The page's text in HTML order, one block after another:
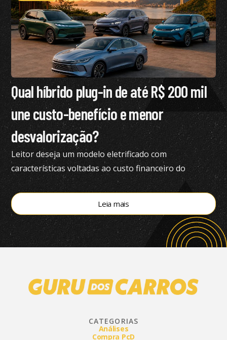
Qual híbrido plug-in de até R$ 200 mil
une custo-benefício e menor
desvalorização?
Leitor deseja um modelo eletrificado com
características voltadas ao custo financeiro do
produto e pediu nossa análise completa
Leia mais
CATEGORIAS
Análises
Compra PcD